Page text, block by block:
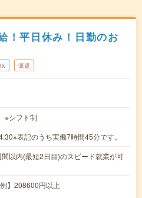
！平日休み！日勤のお
派遣
※シフト制
表記のうち実働7時間45分です。
以内(最短2日目)のスピード就業が可
】208600円以上